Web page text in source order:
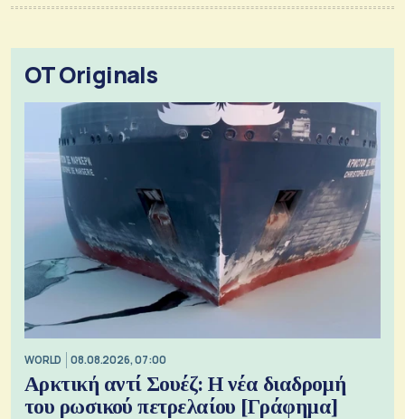
OT Originals
WORLD 08.08.2026, 07:00
Αρκτική αντί Σουέζ: Η νέα διαδρομή
του ρωσικού πετρελαίου [Γράφημα]